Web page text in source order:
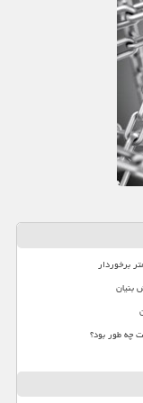
برخوردار
بنیان
چه طور بود؟